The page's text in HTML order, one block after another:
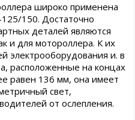
широко применена
150. Достаточно
деталей являются
и для мотороллера. К их
электрооборудования и. в
расположенные на концах
равен 136 мм, она имеет
свет,
от ослепления.